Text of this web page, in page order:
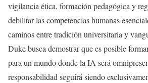
vigilancia ética, formación pedagógica y
debilitar las competencias humanas
caminos entre tradición universitaria y
Duke busca demostrar que es posible
para un mundo donde la IA será
responsabilidad seguirá siendo